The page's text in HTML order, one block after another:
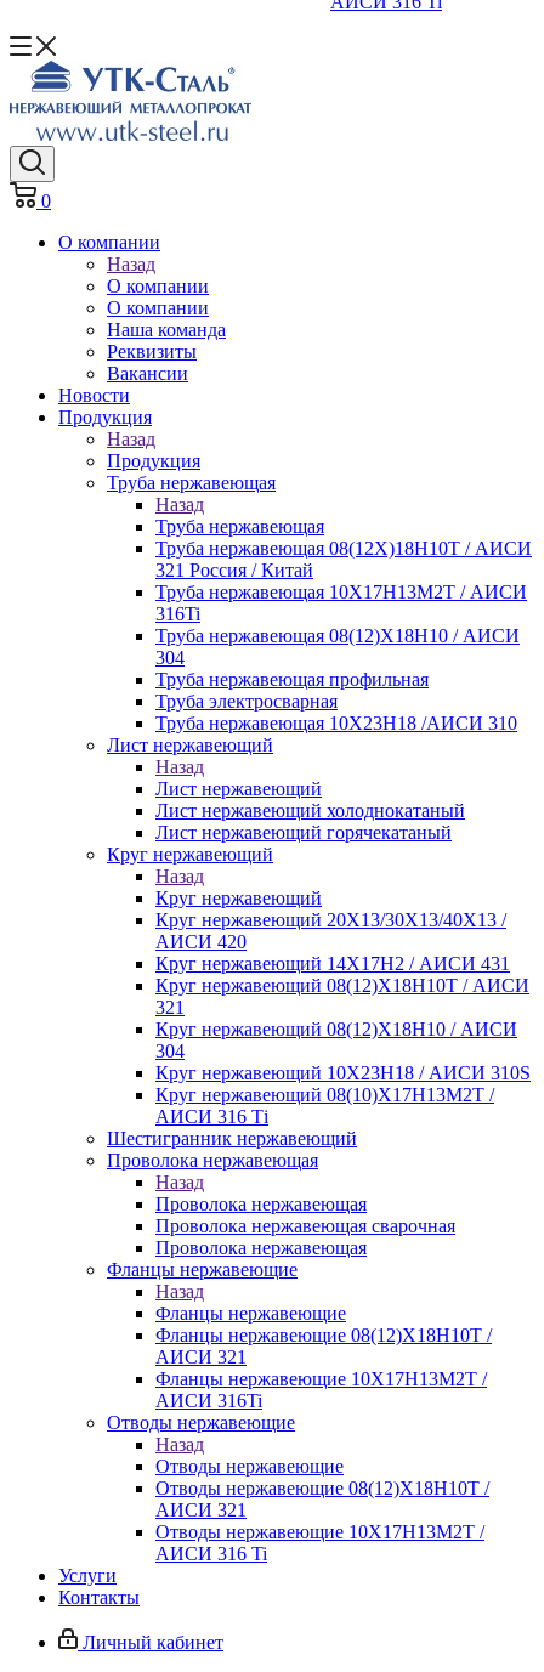
0
О компании
Назад
О компании
О компании
Наша команда
Реквизиты
Вакансии
Новости
Продукция
Назад
Продукция
Труба нержавеющая
Назад
Труба нержавеющая
Труба нержавеющая 08(12Х)18Н10Т / АИСИ
321 Россия / Китай
Труба нержавеющая 10Х17Н13М2Т / АИСИ
316Ti
Труба нержавеющая 08(12)Х18Н10 / АИСИ
304
Труба нержавеющая профильная
Труба электросварная
Труба нержавеющая 10Х23Н18 /АИСИ 310
Лист нержавеющий
Назад
Лист нержавеющий
Лист нержавеющий холоднокатаный
Лист нержавеющий горячекатаный
Круг нержавеющий
Назад
Круг нержавеющий
Круг нержавеющий 20Х13/30Х13/40Х13 /
АИСИ 420
Круг нержавеющий 14Х17Н2 / АИСИ 431
Круг нержавеющий 08(12)Х18Н10Т / АИСИ
321
Круг нержавеющий 08(12)Х18Н10 / АИСИ
304
Круг нержавеющий 10Х23Н18 / АИСИ 310S
Круг нержавеющий 08(10)Х17Н13М2Т /
АИСИ 316 Тi
Шестигранник нержавеющий
Проволока нержавеющая
Назад
Проволока нержавеющая
Проволока нержавеющая сварочная
Проволока нержавеющая
Фланцы нержавеющие
Назад
Фланцы нержавеющие
Фланцы нержавеющие 08(12)Х18Н10Т /
АИСИ 321
Фланцы нержавеющие 10Х17Н13М2Т /
АИСИ 316Ti
Отводы нержавеющие
Назад
Отводы нержавеющие
Отводы нержавеющие 08(12)Х18Н10Т /
АИСИ 321
Отводы нержавеющие 10Х17Н13М2Т /
АИСИ 316 Ti
Услуги
Контакты
Личный кабинет